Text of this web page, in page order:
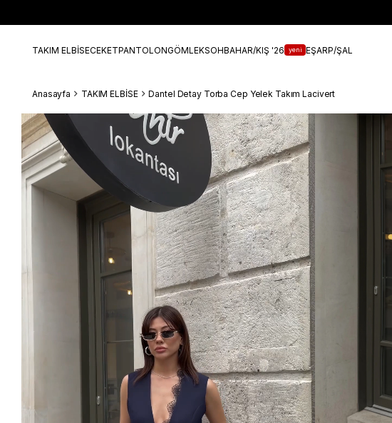
TAKIM ELBİSECEKETPANTOLONGÖMLEKSOHBAHAR/KIŞ '26 yeni EŞARP/ŞAL
Anasayfa TAKIM ELBİSE Dantel Detay Torba Cep Yelek Takım Lacivert